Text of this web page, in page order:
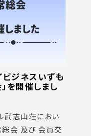
ビジネスいずも
を開催しまし
武志山荘におい
総会 及び 会員交